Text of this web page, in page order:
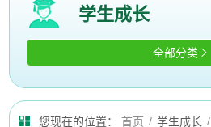
学生成长
全部分类 
您现在的位置： 首页 / 学生成长 /